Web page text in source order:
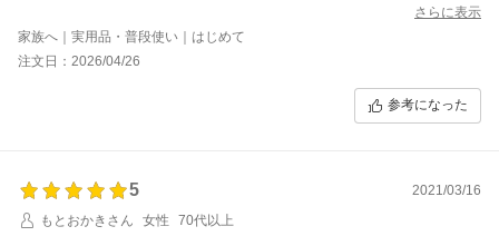
さらに表示
家族へ｜実用品・普段使い｜はじめて
注文日：2026/04/26
参考になった
5
2021/03/16
もとおかきさん
女性 70代以上